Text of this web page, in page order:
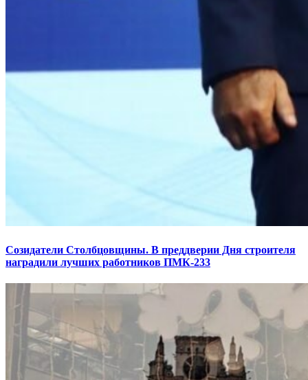
Созидатели Столбцовщины. В преддверии Дня строителя
наградили лучших работников ПМК-233